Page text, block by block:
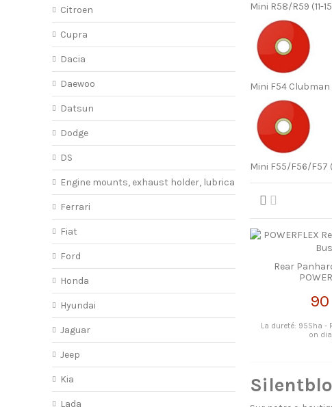
Mini R58/R59 (11-
Mini F54
Mini F55/F56/F57
Rear
La dureté: 95Sha -
on
Citroen
Cupra
Dacia
Daewoo
Datsun
Dodge
DS
Engine mounts, exhaust holder, lubricant
Ferrari
Fiat
Ford
Honda
Hyundai
Jaguar
Jeep
Kia
Lada